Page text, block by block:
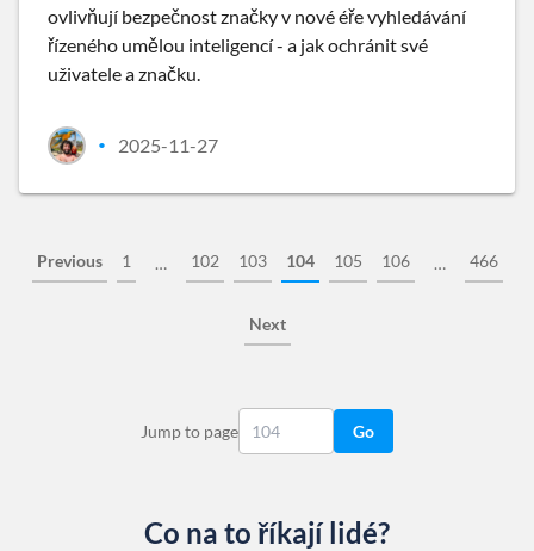
ovlivňují bezpečnost značky v nové éře vyhledávání
řízeného umělou inteligencí - a jak ochránit své
uživatele a značku.
• 2025-11-27
Previous 1 … 102 103 104 105 106 … 466
Next
Jump to page Go
Co na to říkají lidé?